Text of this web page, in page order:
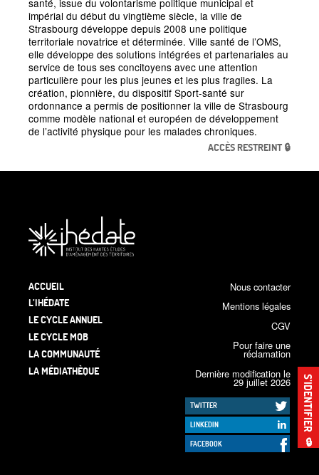
S’IDENTIFIER
🔒
santé, issue du volontarisme politique municipal et
impérial du début du vingtième siècle, la ville de
Strasbourg développe depuis 2008 une politique
territoriale novatrice et déterminée. Ville santé de l’OMS,
elle développe des solutions intégrées et partenariales au
service de tous ses concitoyens avec une attention
particulière pour les plus jeunes et les plus fragiles. La
création, pionnière, du dispositif Sport-santé sur
ordonnance a permis de positionner la ville de Strasbourg
comme modèle national et européen de développement
de l’activité physique pour les malades chroniques.
ACCÈS RESTREINT 🔒
ACCUEIL
L’IHÉDATE
LE CYCLE ANNUEL
LE CYCLE MOB
LA COMMUNAUTÉ
LA MÉDIATHÈQUE
Nous contacter
Mentions légales
CGV
Pour faire une
réclamation
Dernière modification le
29 juillet 2026
TWITTER
LINKEDIN
FACEBOOK